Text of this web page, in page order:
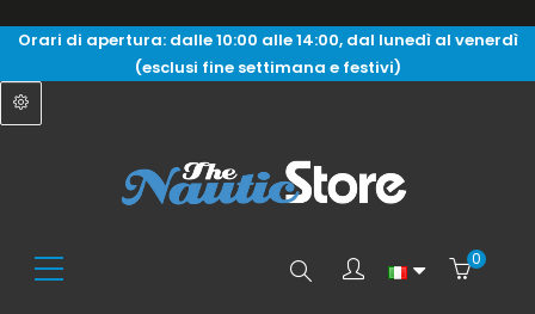
Orari di apertura: dalle 10:00 alle 14:00, dal lunedì al venerdì
(esclusi fine settimana e festivi)
Search 0